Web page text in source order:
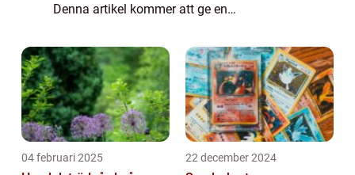
Denna artikel kommer att ge en
presentation och kvantitativa mätningar om
dessa sticklingar. V...
04 februari 2025 22 december 2024